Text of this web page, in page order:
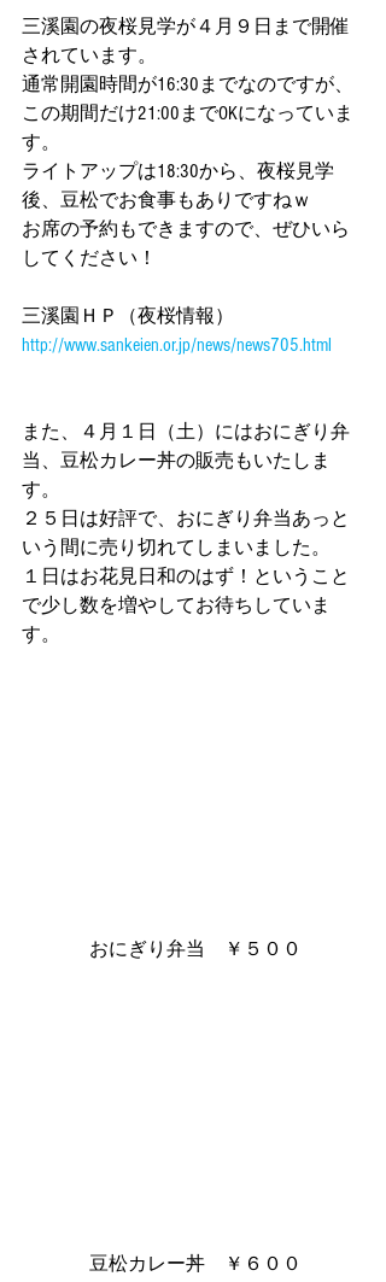
三溪園の夜桜見学が４月９日まで開催
されています。
通常開園時間が16:30までなのですが、
この期間だけ21:00までOKになっていま
す。
ライトアップは18:30から、夜桜見学
後、豆松でお食事もありですねｗ
お席の予約もできますので、ぜひいら
してください！
三溪園ＨＰ（夜桜情報）
http://www.sankeien.or.jp/news/news705.html
また、４月１日（土）にはおにぎり弁
当、豆松カレー丼の販売もいたしま
す。
２５日は好評で、おにぎり弁当あっと
いう間に売り切れてしまいました。
１日はお花見日和のはず！ということ
で少し数を増やしてお待ちしていま
す。
おにぎり弁当　￥５００
豆松カレー丼　￥６００